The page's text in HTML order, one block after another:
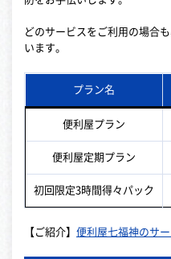
どのサービスをご利用の場合
います。
プラン名
便利屋プラン
便利屋定期プラン
初回限定3時間得々パック
【ご紹介】 便利屋七福神のサ